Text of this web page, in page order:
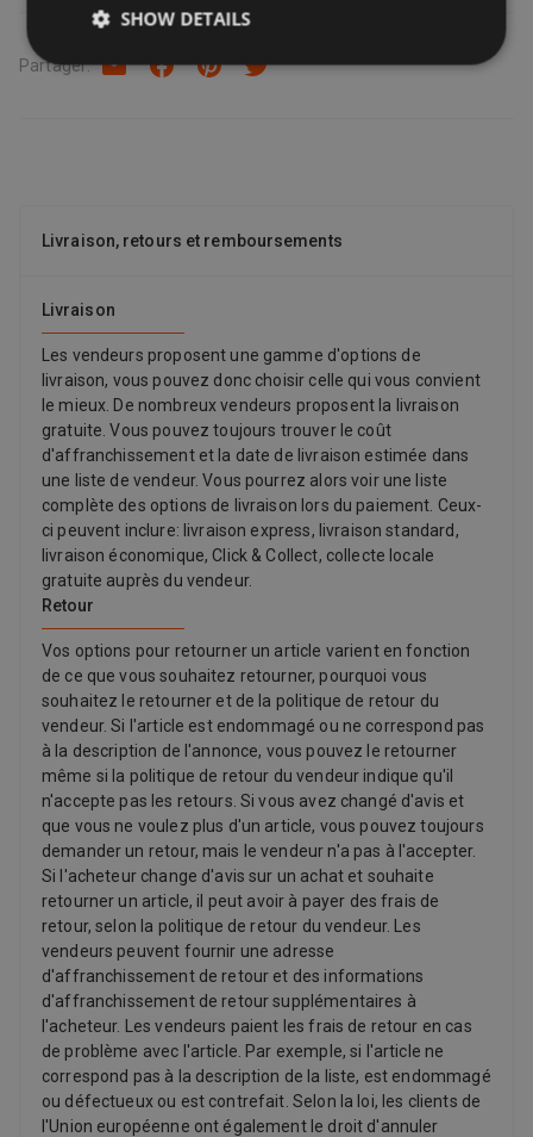
Partager:
Livraison, retours et remboursements
Livraison
Les vendeurs proposent une gamme d'options de
livraison, vous pouvez donc choisir celle qui vous convient
le mieux. De nombreux vendeurs proposent la livraison
gratuite. Vous pouvez toujours trouver le coût
d'affranchissement et la date de livraison estimée dans
une liste de vendeur. Vous pourrez alors voir une liste
complète des options de livraison lors du paiement. Ceux-
ci peuvent inclure: livraison express, livraison standard,
livraison économique, Click & Collect, collecte locale
gratuite auprès du vendeur.
Retour
Vos options pour retourner un article varient en fonction
de ce que vous souhaitez retourner, pourquoi vous
souhaitez le retourner et de la politique de retour du
vendeur. Si l'article est endommagé ou ne correspond pas
à la description de l'annonce, vous pouvez le retourner
même si la politique de retour du vendeur indique qu'il
n'accepte pas les retours. Si vous avez changé d'avis et
que vous ne voulez plus d'un article, vous pouvez toujours
demander un retour, mais le vendeur n'a pas à l'accepter.
Si l'acheteur change d'avis sur un achat et souhaite
retourner un article, il peut avoir à payer des frais de
retour, selon la politique de retour du vendeur. Les
vendeurs peuvent fournir une adresse
d'affranchissement de retour et des informations
d'affranchissement de retour supplémentaires à
l'acheteur. Les vendeurs paient les frais de retour en cas
de problème avec l'article. Par exemple, si l'article ne
correspond pas à la description de la liste, est endommagé
ou défectueux ou est contrefait. Selon la loi, les clients de
l'Union européenne ont également le droit d'annuler
SHOW DETAILS